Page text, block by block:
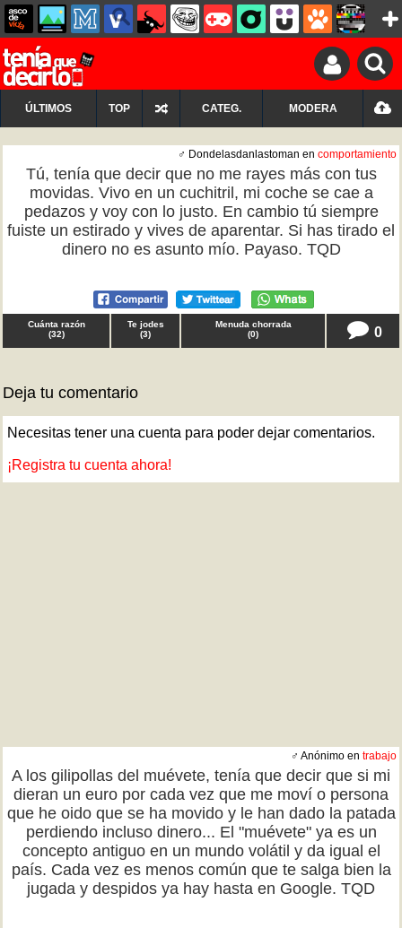
ÚLTIMOS TOP CATEG. MODERA
♂ Dondelasdanlastoman en comportamiento
Tú, tenía que decir que no me rayes más con tus
movidas. Vivo en un cuchitril, mi coche se cae a
pedazos y voy con lo justo. En cambio tú siempre
fuiste un estirado y vives de aparentar. Si has tirado el
dinero no es asunto mío. Payaso. TQD
Cuánta razón
(32)
Te jodes
(3)
Menuda chorrada
(0) 0
Deja tu comentario
Necesitas tener una cuenta para poder dejar comentarios.
¡Registra tu cuenta ahora!
♂ Anónimo en trabajo
A los gilipollas del muévete, tenía que decir que si mi
dieran un euro por cada vez que me moví o persona
que he oido que se ha movido y le han dado la patada
perdiendo incluso dinero... El "muévete" ya es un
concepto antiguo en un mundo volátil y da igual el
país. Cada vez es menos común que te salga bien la
jugada y despidos ya hay hasta en Google. TQD